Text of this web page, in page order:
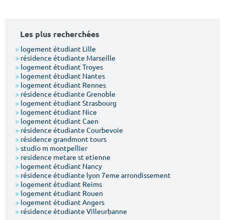
Les plus recherchées
> logement étudiant Lille
> résidence étudiante Marseille
> logement étudiant Troyes
> logement étudiant Nantes
> logement étudiant Rennes
> résidence étudiante Grenoble
> logement étudiant Strasbourg
> logement étudiant Nice
> logement étudiant Caen
> résidence étudiante Courbevoie
> résidence grandmont tours
> studio m montpellier
> residence metare st etienne
> logement étudiant Nancy
> résidence étudiante lyon 7eme arrondissement
> logement étudiant Reims
> logement étudiant Rouen
> logement étudiant Angers
> résidence étudiante Villeurbanne